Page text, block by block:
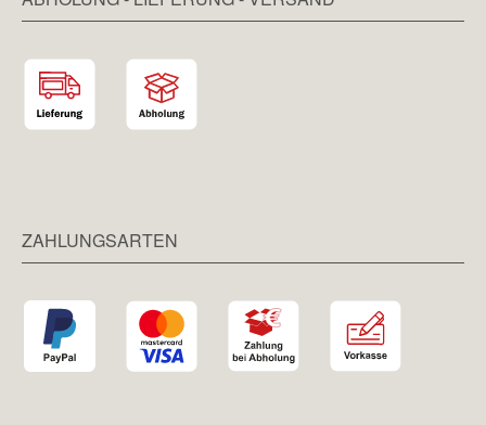
ZAHLUNGSARTEN